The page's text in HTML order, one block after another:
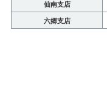
仙南支店
六郷支店